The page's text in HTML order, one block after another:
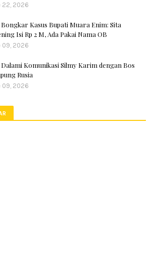
22, 2026
Bongkar Kasus Bupati Muara Enim: Sita
Isi Rp 2 M, Ada Pakai Nama OB
09, 2026
Dalami Komunikasi Silmy Karim dengan Bos
Rusia
09, 2026